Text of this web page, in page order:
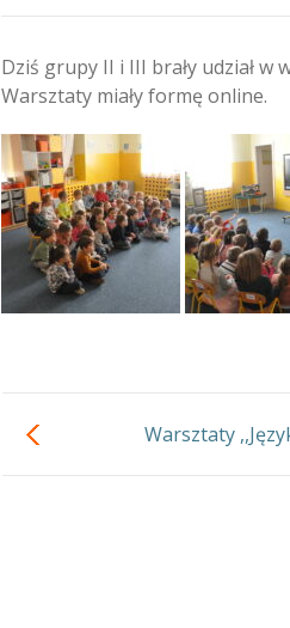
Dziś grupy II i III brały udział w
Warsztaty miały formę online.
Warsztaty